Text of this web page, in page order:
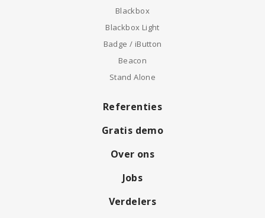
Blackbox
Blackbox Light
Badge / iButton
Beacon
Stand Alone
Referenties
Gratis demo
Over ons
Jobs
Verdelers